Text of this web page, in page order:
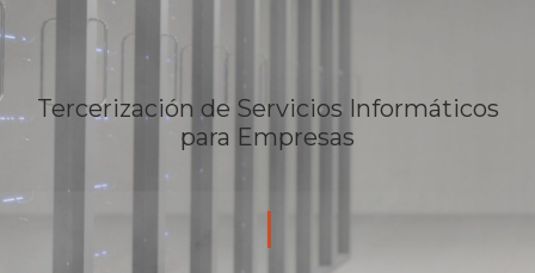
Tercerización de Servicios Informáticos
para Empresas